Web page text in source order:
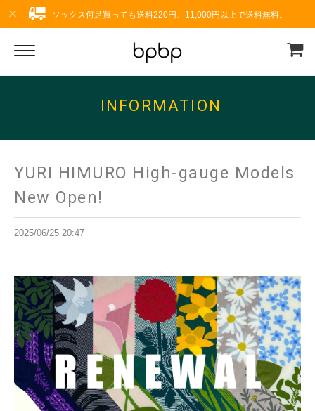
ソックス何足買っても送料220円。11,000円以上で送料無料。
INFORMATION
YURI HIMURO High-gauge Models
New Open!
2025/06/25 20:47